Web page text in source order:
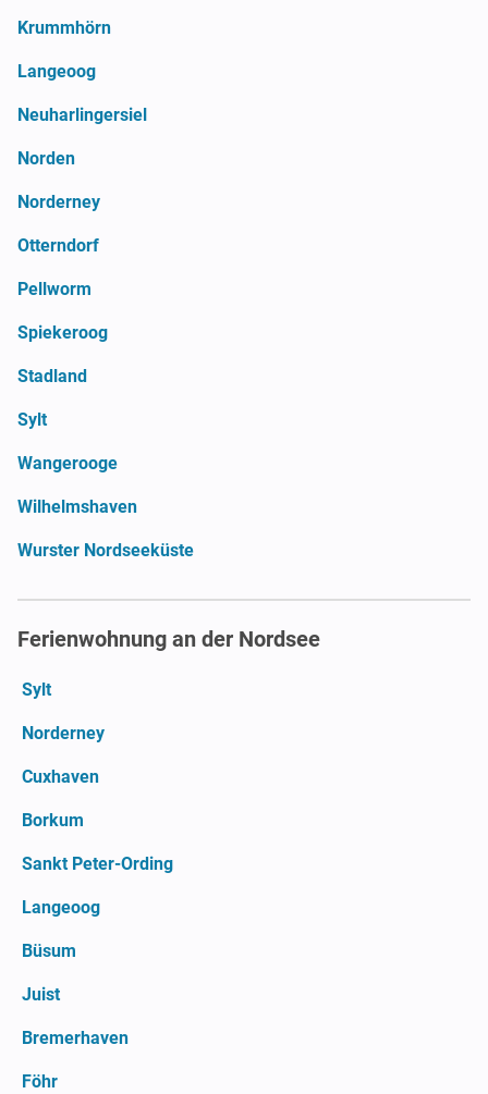
Krummhörn
Langeoog
Neuharlingersiel
Norden
Norderney
Otterndorf
Pellworm
Spiekeroog
Stadland
Sylt
Wangerooge
Wilhelmshaven
Wurster Nordseeküste
Ferienwohnung an der Nordsee
Sylt
Norderney
Cuxhaven
Borkum
Sankt Peter-Ording
Langeoog
Büsum
Juist
Bremerhaven
Föhr